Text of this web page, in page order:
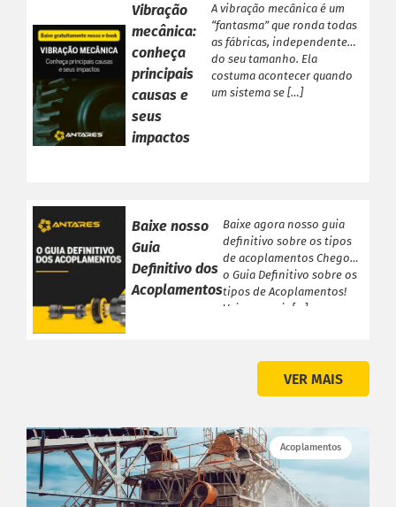
Vibração
mecânica:
conheça
principais
causas e
seus
impactos
A vibração mecânica é um
“fantasma” que ronda todas
as fábricas, independente
do seu tamanho. Ela
costuma acontecer quando
um sistema se […]
Baixe nosso
Guia
Definitivo dos
Acoplamentos
Baixe agora nosso guia
definitivo sobre os tipos
de acoplamentos Chegou
o Guia Definitivo sobre os
tipos de Acoplamentos!
Veja a seguir […]
VER MAIS
Acoplamentos
Garantia
Catálogo
Dimensione seu acoplamento
Central de Downloads
INSTITUCIONAL
Empresa
Blog
Fale Conosco
Política de Privacidade
ATENDIMENTO
Fale conosco